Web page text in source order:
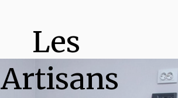
Les
Artisans